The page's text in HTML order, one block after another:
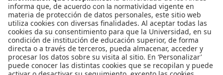
H-ART Revista de historia, teoría y crítica
de artees una publicación arbitrada
creada en 2016 financiada por el
Departamento de Historia del Arte y la
Facultad de Artes y Humanidades de la
Universidad de los Andes (Bogotá,